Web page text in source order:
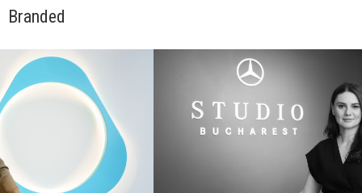
Branded